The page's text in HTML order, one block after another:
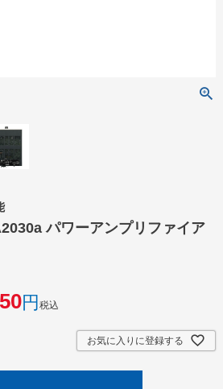
パワーアンプリファイア
税込
お気に入りに登録する